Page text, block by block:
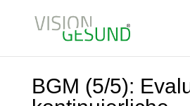
BGM (5/5):